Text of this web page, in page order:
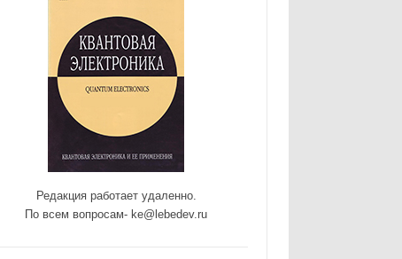
Редакция работает удаленно.
По всем вопросам- ke@lebedev.ru